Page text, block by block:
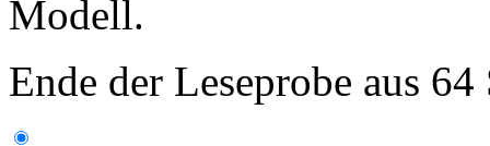
Modell.
Ende der Leseprobe aus